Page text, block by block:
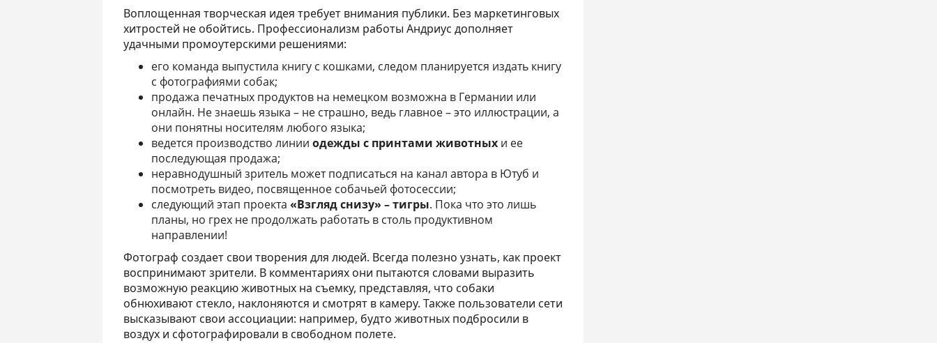
Воплощенная творческая идея требует внимания публики. Без маркетинговых
хитростей не обойтись. Профессионализм работы Андриус дополняет
удачными промоутерскими решениями:
его команда выпустила книгу с кошками, следом планируется издать книгу
с фотографиями собак;
продажа печатных продуктов на немецком возможна в Германии или
онлайн. Не знаешь языка – не страшно, ведь главное – это иллюстрации, а
они понятны носителям любого языка;
ведется производство линии одежды с принтами животных и ее
последующая продажа;
неравнодушный зритель может подписаться на канал автора в Ютуб и
посмотреть видео, посвященное собачьей фотосессии;
следующий этап проекта «Взгляд снизу» – тигры. Пока что это лишь
планы, но грех не продолжать работать в столь продуктивном
направлении!
Фотограф создает свои творения для людей. Всегда полезно узнать, как проект
воспринимают зрители. В комментариях они пытаются словами выразить
возможную реакцию животных на съемку, представляя, что собаки
обнюхивают стекло, наклоняются и смотрят в камеру. Также пользователи сети
высказывают свои ассоциации: например, будто животных подбросили в
воздух и сфотографировали в свободном полете.